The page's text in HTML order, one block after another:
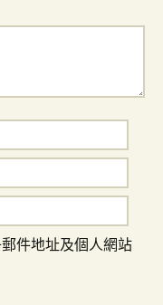
件地址及個人網站